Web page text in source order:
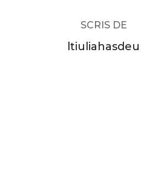
SCRIS DE
ltiuliahasdeu